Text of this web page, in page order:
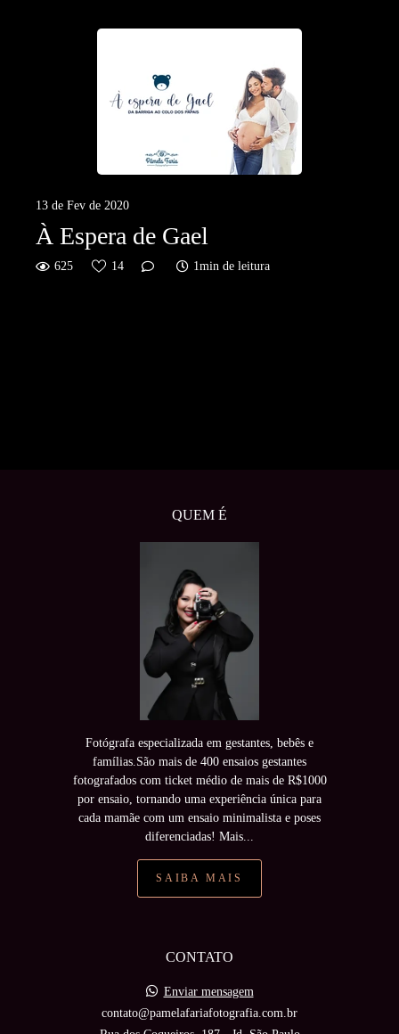
13 de Fev de 2020
À Espera de Gael
625 14 1min de leitura
QUEM É
Fotógrafa especializada em gestantes, bebês e
famílias.São mais de 400 ensaios gestantes
fotografados com ticket médio de mais de R$1000
por ensaio, tornando uma experiência única para
cada mamãe com um ensaio minimalista e poses
diferenciadas! Mais...
SAIBA MAIS
CONTATO
Enviar mensagem
contato@pamelafariafotografia.com.br